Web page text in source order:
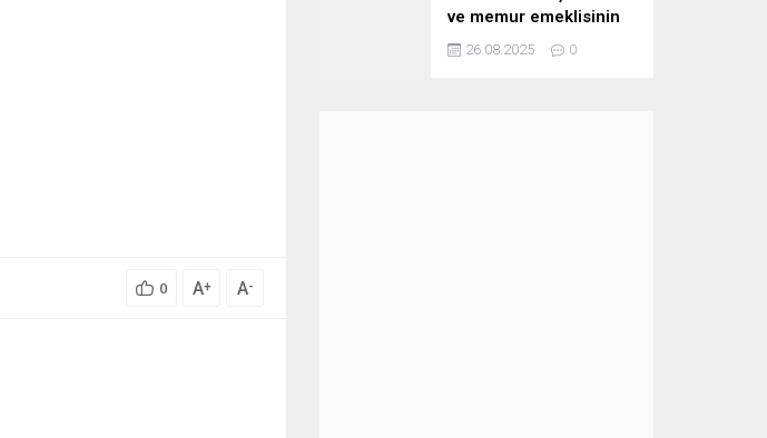
0 A+ A-
ve memur emeklisinin
zammını belirledi
26.08.2025 0